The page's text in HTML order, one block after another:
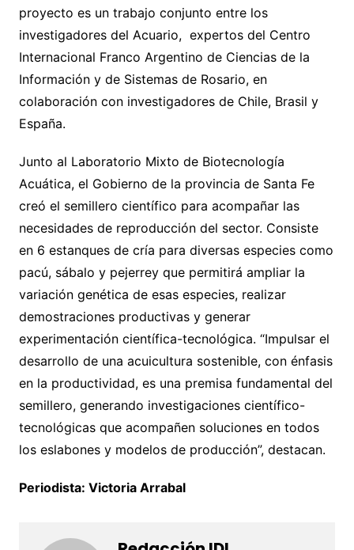
proyecto es un trabajo conjunto entre los
investigadores del Acuario, expertos del Centro
Internacional Franco Argentino de Ciencias de la
Información y de Sistemas de Rosario, en
colaboración con investigadores de Chile, Brasil y
España.
Junto al Laboratorio Mixto de Biotecnología
Acuática, el Gobierno de la provincia de Santa Fe
creó el semillero científico para acompañar las
necesidades de reproducción del sector. Consiste
en 6 estanques de cría para diversas especies como
pacú, sábalo y pejerrey que permitirá ampliar la
variación genética de esas especies, realizar
demostraciones productivas y generar
experimentación científica-tecnológica. “Impulsar el
desarrollo de una acuicultura sostenible, con énfasis
en la productividad, es una premisa fundamental del
semillero, generando investigaciones científico-
tecnológicas que acompañen soluciones en todos
los eslabones y modelos de producción”, destacan.
Periodista: Victoria Arrabal